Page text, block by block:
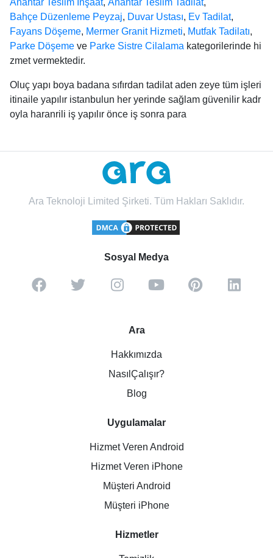
Anahtar Teslim İnşaat, Anahtar Teslim Tadilat,
Bahçe Düzenleme Peyzaj, Duvar Ustası, Ev Tadilat,
Fayans Döşeme, Mermer Granit Hizmeti, Mutfak Tadilatı,
Parke Döşeme ve Parke Sistre Cilalama kategorilerinde hi
zmet vermektedir.
Oluç yapı boya badana sıfırdan tadilat aden zeye tüm işleri
itinaile yapılır istanbulun her yerinde sağlam güvenilir kadr
oyla haranrili iş yapılır önce iş sonra para
Ara Teknoloji Limited Şirketi. Tüm Hakları Saklıdır.
Sosyal Medya
Ara
Hakkımızda
NasılÇalışır?
Blog
Uygulamalar
Hizmet Veren Android
Hizmet Veren iPhone
Müşteri Android
Müşteri iPhone
Hizmetler